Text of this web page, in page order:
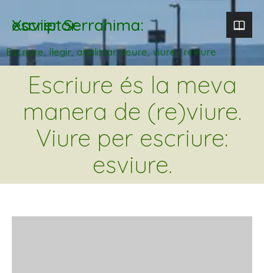
Xavier Serrahima: escriptor
Escriure, llegir, analitzar. veure, viure i reviure
Escriure és la meva
manera de (re)viure.
Viure per escriure:
esviure.